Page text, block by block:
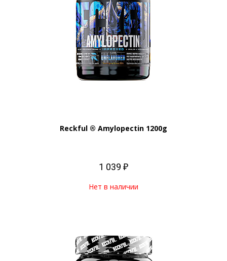
Reckful ® Amylopectin 1200g
1 039 ₽
Нет в наличии